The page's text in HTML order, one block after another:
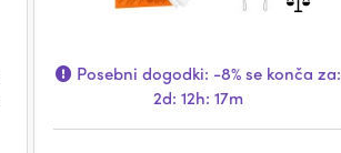
Posebni dogodki: -8%se konča za:
2d: 12h: 17m